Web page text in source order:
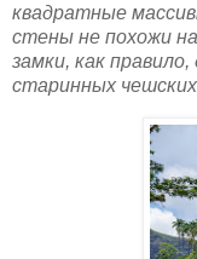
квадратные
стены не похожи
замки, как
старинных